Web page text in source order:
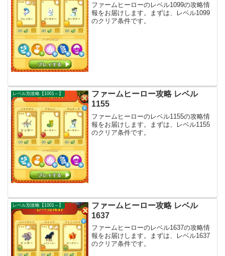
ファームヒーローのレベル1099の攻略情
報をお届けします。まずは、レベル1099
のクリア条件です。
レベル別攻略【1001～】
ファームヒーロー攻略 レベル
1155
ファームヒーローのレベル1155の攻略情
報をお届けします。まずは、レベル1155
のクリア条件です。
レベル別攻略【1001～】
ファームヒーロー攻略 レベル
1637
ファームヒーローのレベル1637の攻略情
報をお届けします。まずは、レベル1637
のクリア条件です。